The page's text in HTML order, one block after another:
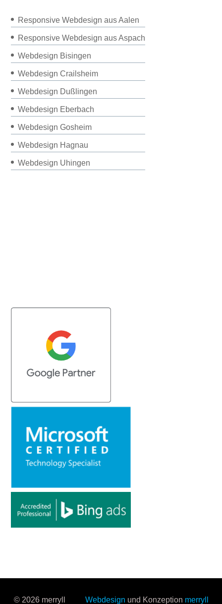
Responsive Webdesign aus Aalen
Responsive Webdesign aus Aspach
Webdesign Bisingen
Webdesign Crailsheim
Webdesign Dußlingen
Webdesign Eberbach
Webdesign Gosheim
Webdesign Hagnau
Webdesign Uhingen
© 2026 merryll Webdesign und Konzeption merryll